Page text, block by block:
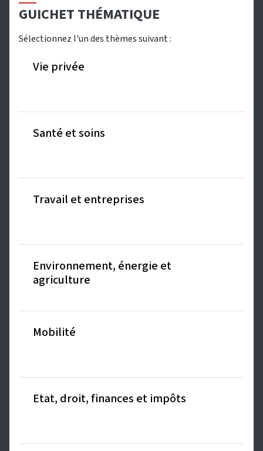
GUICHET THÉMATIQUE
Sélectionnez l'un des thèmes suivant :
Vie privée
Santé et soins
Travail et entreprises
Environnement, énergie et
agriculture
Mobilité
Etat, droit, finances et impôts